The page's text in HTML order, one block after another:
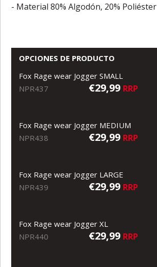
- Material 80% Algodón, 20% Poliéster
OPCIONES DE PRODUCTO
Fox Rage wear Jogger SMALL
NPR437
€29,99 RRP
Fox Rage wear Jogger MEDIUM
NPR438
€29,99 RRP
Fox Rage wear Jogger LARGE
NPR439
€29,99 RRP
Fox Rage wear Jogger XL
NPR440
€29,99 RRP